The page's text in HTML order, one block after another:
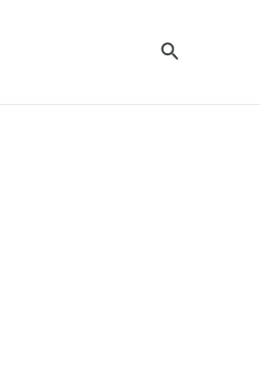
Zoeken